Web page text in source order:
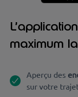
maximum
Aperçu des
sur votre